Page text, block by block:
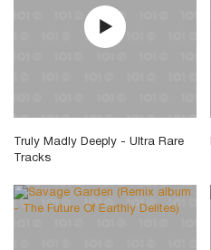
Truly Madly Deeply - Ultra Rare
Tracks